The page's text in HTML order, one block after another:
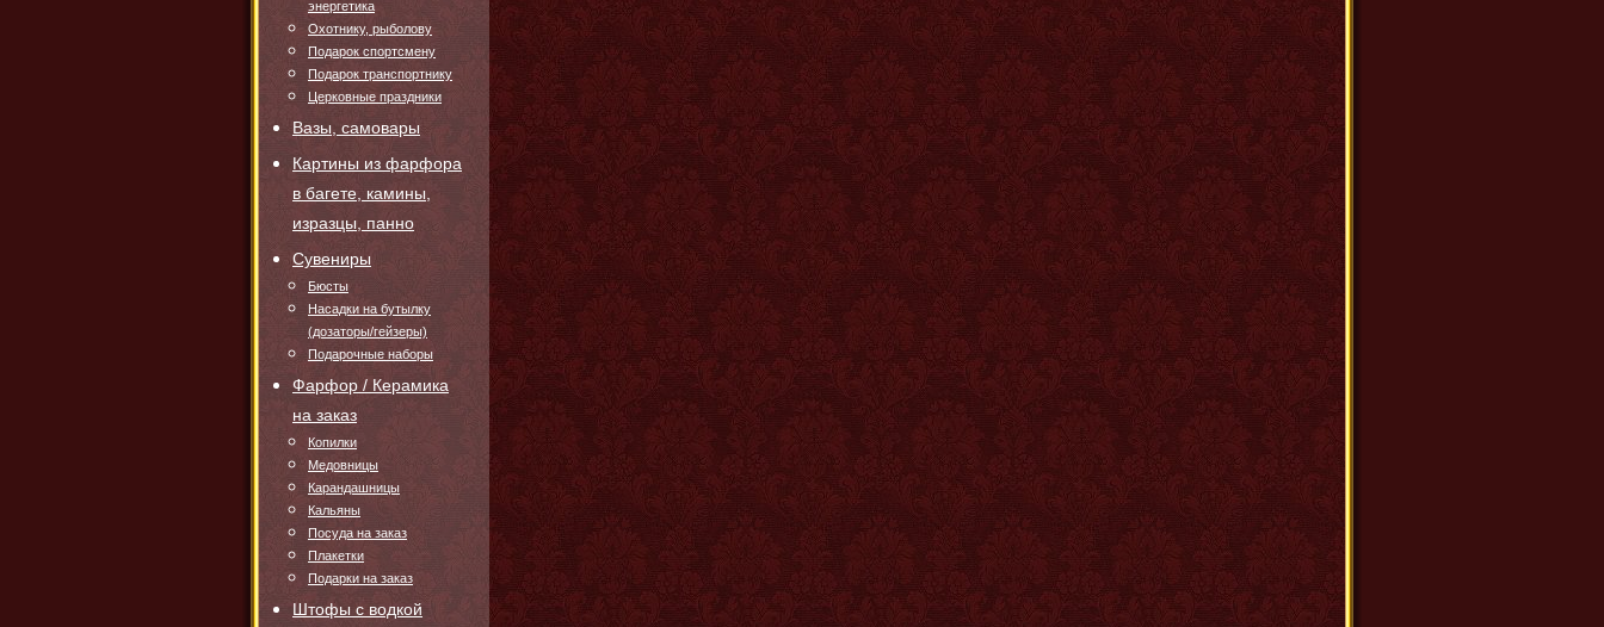
энергетика
Охотнику, рыболову
Подарок спортсмену
Подарок транспортнику
Церковные праздники
Вазы, самовары
Картины из фарфора
в багете, камины,
изразцы, панно
Сувениры
Бюсты
Насадки на бутылку
(дозаторы/гейзеры)
Подарочные наборы
Фарфор / Керамика
на заказ
Копилки
Медовницы
Карандашницы
Кальяны
Посуда на заказ
Плакетки
Подарки на заказ
Штофы с водкой